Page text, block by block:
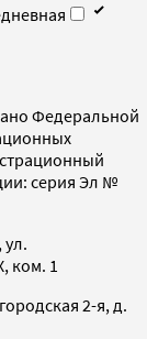
Федеральной
серия Эл №
ул.
ком. 1
2-я, д.